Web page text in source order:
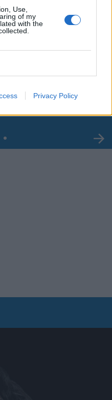
Use,
of my
with the
Privacy Policy
ai giornalisti